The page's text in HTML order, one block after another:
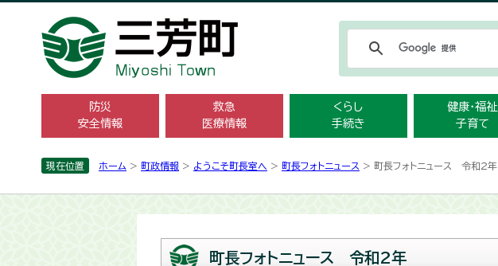
防災
安全情報
救急
医療情報
くらし
手続き
健康・福祉
子育て
現在位置 ホーム > 町政情報 > ようこそ町長室へ > 町長フォトニュース > 町長フォトニュース 令和2年
町長フォトニュース 令和2年